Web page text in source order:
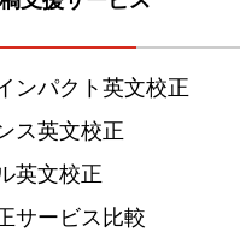
ンパクト英文校正
ス英文校正
英文校正
サービス比較